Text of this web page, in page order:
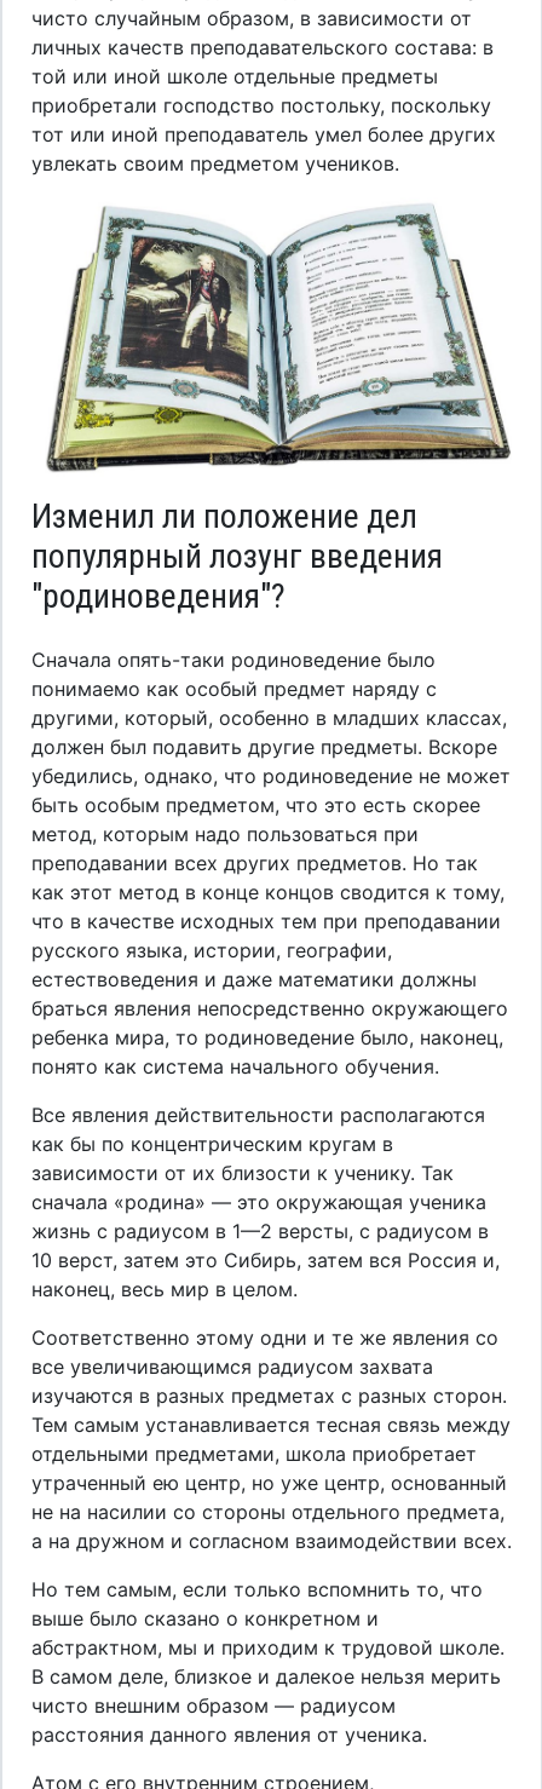
чисто случайным образом, в зависимости от
личных качеств преподавательского состава: в
той или иной школе отдельные предметы
приобретали господство постольку, поскольку
тот или иной преподаватель умел более других
увлекать своим предметом учеников.
Изменил ли положение дел
популярный лозунг введения
"родиноведения"?
Сначала опять-таки родиноведение было
понимаемо как особый предмет наряду с
другими, который, особенно в младших классах,
должен был подавить другие предметы. Вскоре
убедились, однако, что родиноведение не может
быть особым предметом, что это есть скорее
метод, которым надо пользоваться при
преподавании всех других предметов. Но так
как этот метод в конце концов сводится к тому,
что в качестве исходных тем при преподавании
русского языка, истории, географии,
естествоведения и даже математики должны
браться явления непосредственно окружающего
ребенка мира, то родиноведение было, наконец,
понято как система начального обучения.
Все явления действительности располагаются
как бы по концентрическим кругам в
зависимости от их близости к ученику. Так
сначала «родина» — это окружающая ученика
жизнь с радиусом в 1—2 версты, с радиусом в
10 верст, затем это Сибирь, затем вся Россия и,
наконец, весь мир в целом.
Соответственно этому одни и те же явления со
все увеличивающимся радиусом захвата
изучаются в разных предметах с разных сторон.
Тем самым устанавливается тесная связь между
отдельными предметами, школа приобретает
утраченный ею центр, но уже центр, основанный
не на насилии со стороны отдельного предмета,
а на дружном и согласном взаимодействии всех.
Но тем самым, если только вспомнить то, что
выше было сказано о конкретном и
абстрактном, мы и приходим к трудовой школе.
В самом деле, близкое и далекое нельзя мерить
чисто внешним образом — радиусом
расстояния данного явления от ученика.
Атом с его внутренним строением,